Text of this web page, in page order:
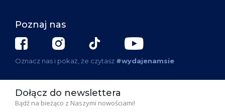
Poznaj nas
Oznacz nas i pokaż, że czytasz #wydajenamsie
Dołącz do newslettera
Bądź na bieżąco z Naszymi nowościami!